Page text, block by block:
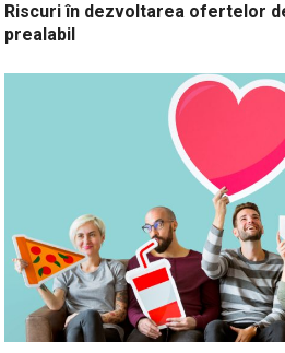
Riscuri în dezvoltarea ofertelor
prealabil